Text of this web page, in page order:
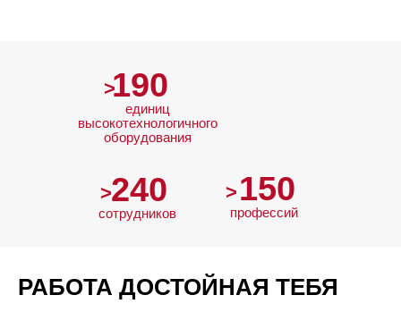
сотрудников профессий
240 150
> >
190
единиц
высокотехнологичного
оборудования
>
РАБОТА ДОСТОЙНАЯ ТЕБЯ